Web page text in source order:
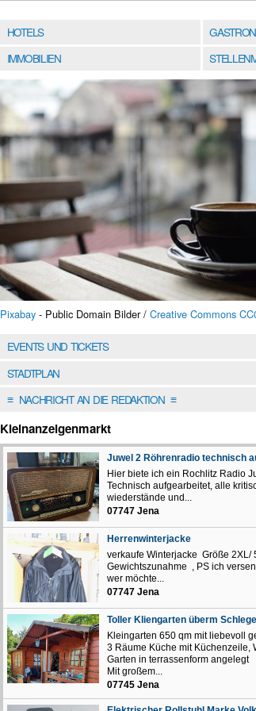
HOTELS
IMMOBILIEN
Pixabay - Public Domain Bilder / Creative Commons
EVENTS UND TICKETS
STADTPLAN
≡NACHRICHT AN DIE REDAKTION≡
Kleinanzeigenmarkt
Juwel 2 Röhrenradio technisch
Hier biete ich ein Rochlitz Radio
Technisch aufgearbeitet, alle
wiederstände und...
07747 Jena
Herrenwinterjacke
verkaufe Winterjacke Größe 2XL/
Gewichtszunahme , PS ich
wer möchte...
07747 Jena
Toller Kliengarten überm
Kleingarten 650 qm mit liebevoll
3 Räume Küche mit Küchenzeile,
Garten in terrassenform angelegt
Mit großem...
07745 Jena